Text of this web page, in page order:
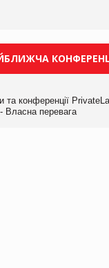
та конференції
Власна перевага